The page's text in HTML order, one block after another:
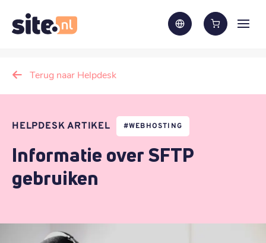
Terug naar Helpdesk
HELPDESK ARTIKEL #WEBHOSTING
Informatie over SFTP
gebruiken